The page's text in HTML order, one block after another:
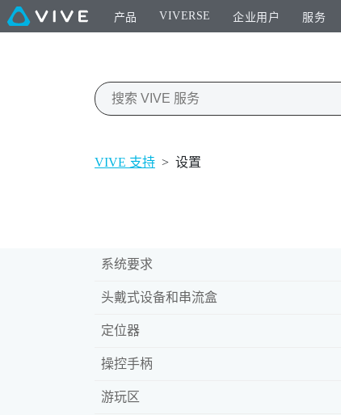
产品 VIVERSE 企业用户 服务
VIVE 支持 > 设置
系统要求
头戴式设备和串流盒
定位器
操控手柄
游玩区